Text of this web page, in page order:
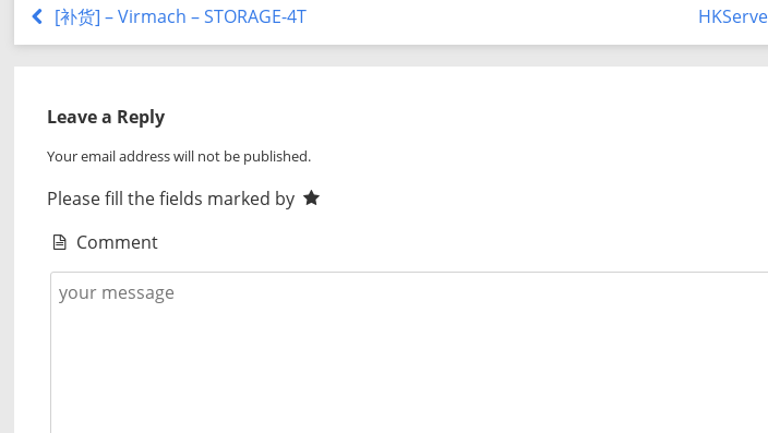
[补货] – Virmach – STORAGE-4T
Leave a Reply
Your email address will not be published.
Please fill the fields marked by
Comment